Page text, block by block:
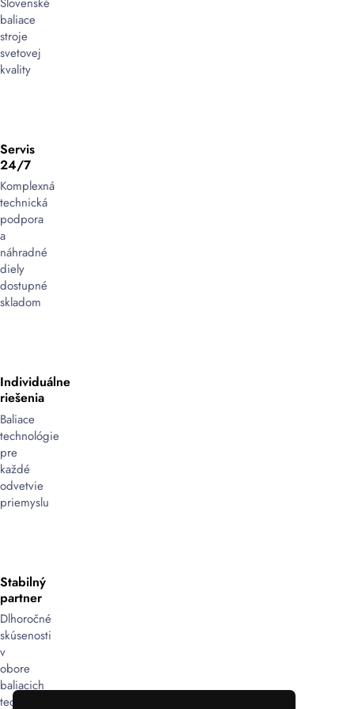
kľúčový
proces
v
oblasti
balenia,
ktorý
slúži
na
zabezpečenie
tovaru
počas
manipulácie
a
prepravy.
PP
pásky,
PET
pásky
alebo
oceľovej
pásky)
sa
náklad
palete
a
minimalizuje
sa
riziko
jeho
pohybu,
prevrátenia
baliace
stroje
svetovej
kvality
Servis
24/7
Komplexná
technická
podpora
a
náhradné
diely
dostupné
skladom
Individuálne
riešenia
Baliace
technológie
pre
každé
odvetvie
priemyslu
Stabilný
partner
Dlhoročné
skúsenosti
v
obore
baliacich
technológií